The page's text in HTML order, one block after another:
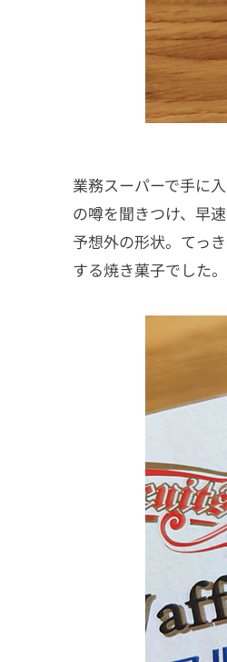
業務スーパーで手に
の噂を聞きつけ、早
予想外の形状。てっ
する焼き菓子でした。